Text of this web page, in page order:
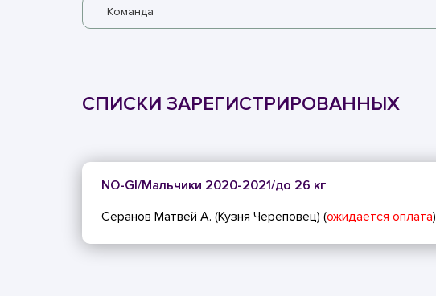
Команда
СПИСКИ ЗАРЕГИСТРИРОВАННЫХ
NO-GI/Мальчики 2020-2021/до 26 кг
Серанов Матвей А. (Кузня Череповец) (ожидается оплата)